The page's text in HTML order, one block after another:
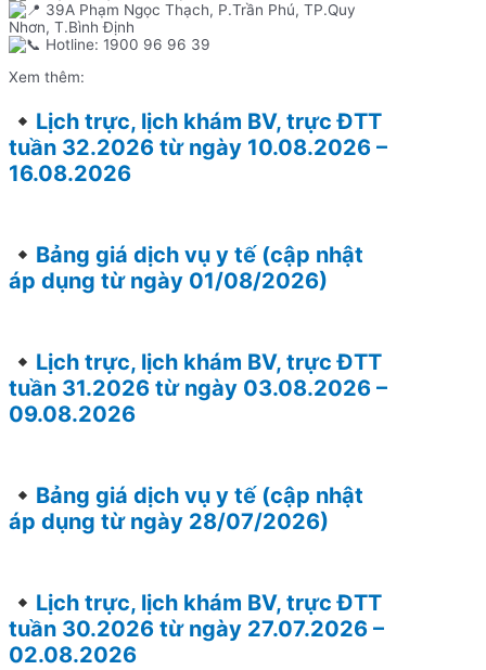
39A Phạm Ngọc Thạch, P.Trần Phú, TP.Quy
Nhơn, T.Bình Định
Hotline: 1900 96 96 39
Xem thêm:
Lịch trực, lịch khám BV, trực ĐTT
tuần 32.2026 từ ngày 10.08.2026 –
16.08.2026
Bảng giá dịch vụ y tế (cập nhật
áp dụng từ ngày 01/08/2026)
Lịch trực, lịch khám BV, trực ĐTT
tuần 31.2026 từ ngày 03.08.2026 –
09.08.2026
Bảng giá dịch vụ y tế (cập nhật
áp dụng từ ngày 28/07/2026)
Lịch trực, lịch khám BV, trực ĐTT
tuần 30.2026 từ ngày 27.07.2026 –
02.08.2026